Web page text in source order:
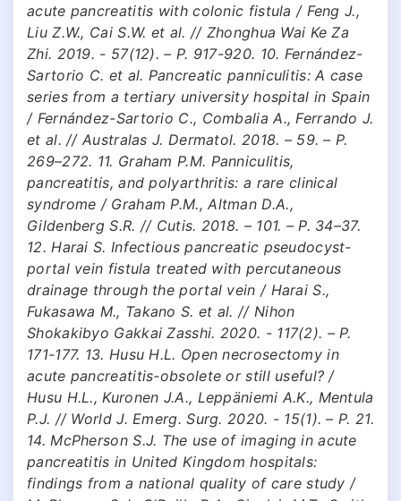
acute pancreatitis with colonic fistula / Feng J.,
Liu Z.W., Cai S.W. et al. // Zhonghua Wai Ke Za
Zhi. 2019. - 57(12). – Р. 917-920. 10. Fernández-
Sartorio C. et al. Pancreatic panniculitis: A case
series from a tertiary university hospital in Spain
/ Fernández-Sartorio C., Combalia A., Ferrando J.
et al. // Australas J. Dermatol. 2018. – 59. – Р.
269–272. 11. Graham P.M. Panniculitis,
pancreatitis, and polyarthritis: a rare clinical
syndrome / Graham P.M., Altman D.A.,
Gildenberg S.R. // Cutis. 2018. – 101. – Р. 34–37.
12. Harai S. Infectious pancreatic pseudocyst-
portal vein fistula treated with percutaneous
drainage through the portal vein / Harai S.,
Fukasawa M., Takano S. et al. // Nihon
Shokakibyo Gakkai Zasshi. 2020. - 117(2). – Р.
171-177. 13. Husu H.L. Open necrosectomy in
acute pancreatitis-obsolete or still useful? /
Husu H.L., Kuronen J.A., Leppäniemi A.K., Mentula
P.J. // World J. Emerg. Surg. 2020. - 15(1). – Р. 21.
14. McPherson S.J. The use of imaging in acute
pancreatitis in United Kingdom hospitals:
findings from a national quality of care study /